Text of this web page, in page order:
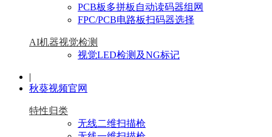
PCB板多拼板自动读码器组网
FPC/PCB电路板扫码器选择
AI机器视觉检测
视觉LED检测及NG标记
|
秋葵视频官网
特性归类
无线二维扫描枪